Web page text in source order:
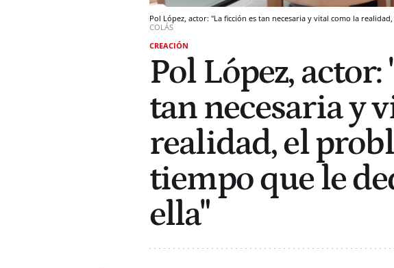
Pol López, actor: "La ficción es tan necesaria y vital como la
COLÁS
CREACIÓN
Pol López,
tan necesaria y
realidad, el
tiempo que le
ella"